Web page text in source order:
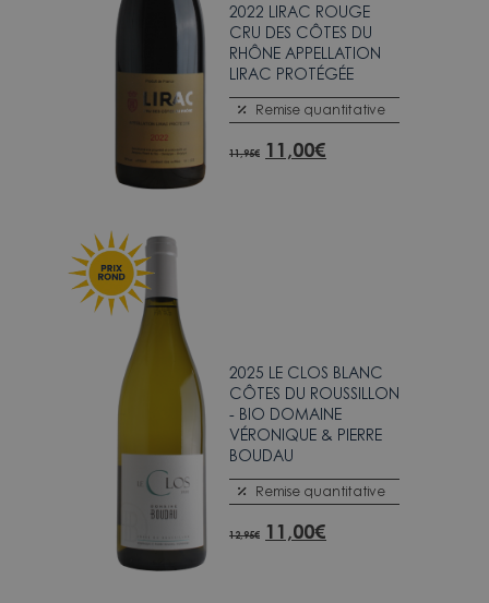
2022 LIRAC ROUGE
CRU DES CÔTES DU
RHÔNE APPELLATION
LIRAC PROTÉGÉE
Remise quantitative
11,95€ 11,00€
2025 LE CLOS BLANC
CÔTES DU ROUSSILLON
- BIO DOMAINE
VÉRONIQUE & PIERRE
BOUDAU
Remise quantitative
12,95€ 11,00€